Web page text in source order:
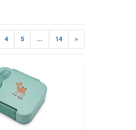
4 5 ... 14 »